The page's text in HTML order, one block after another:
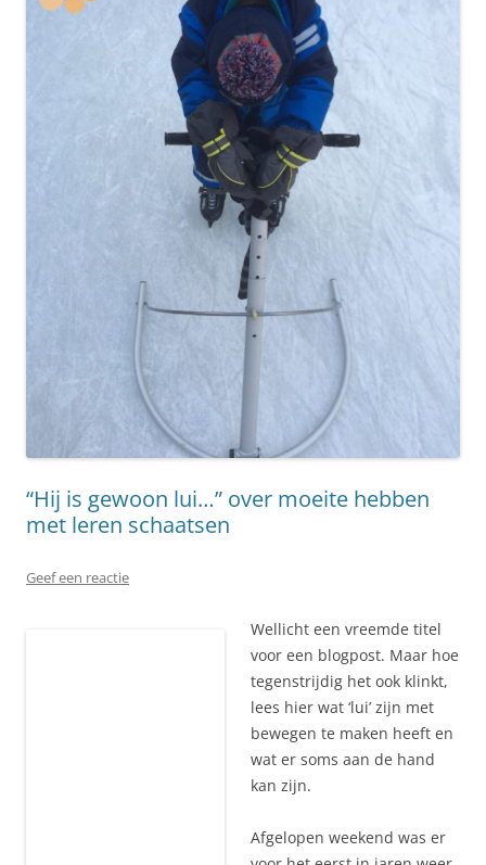
“Hij is gewoon lui…” over moeite hebben
met leren schaatsen
Geef een reactie
Wellicht een vreemde titel
voor een blogpost. Maar hoe
tegenstrijdig het ook klinkt,
lees hier wat ‘lui’ zijn met
bewegen te maken heeft en
wat er soms aan de hand
kan zijn.
Afgelopen weekend was er